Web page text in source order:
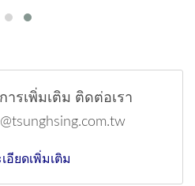
รเพิ่มเติม ติดต่อเรา
อียดเพิ่มเติม